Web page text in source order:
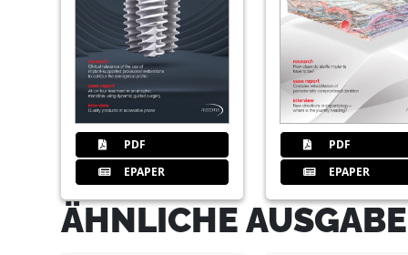
PDF
EPAPER
PDF
EPAPER
ÄHNLICHE